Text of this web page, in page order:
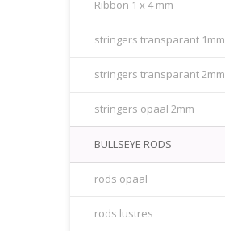
Ribbon 1 x 4 mm
stringers transparant 1mm
stringers transparant 2mm
stringers opaal 2mm
BULLSEYE RODS
rods opaal
rods lustres